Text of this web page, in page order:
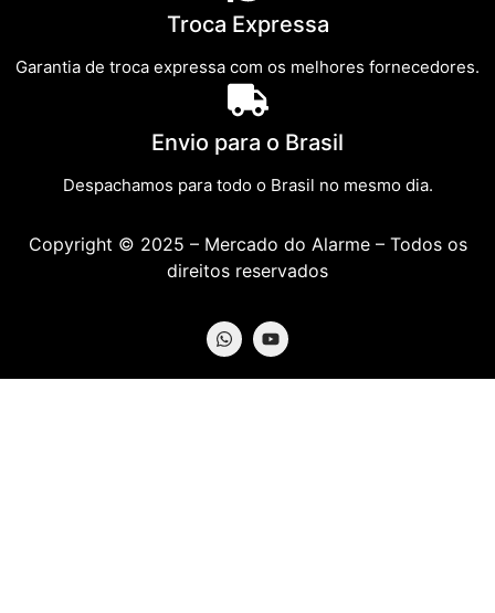
Troca Expressa
Garantia de troca expressa com os melhores fornecedores.
Envio para o Brasil
Despachamos para todo o Brasil no mesmo dia.
Copyright © 2025 – Mercado do Alarme – Todos os
direitos reservados